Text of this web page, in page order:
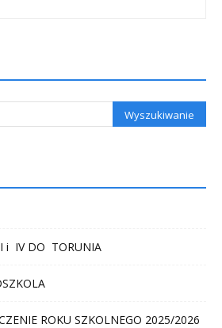
i IV DO TORUNIA
ROKU SZKOLNEGO 2025/2026